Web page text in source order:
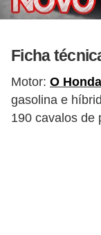
Ficha
Motor: O
gasolina e
190 cavalos de
g
r
a
n
ç